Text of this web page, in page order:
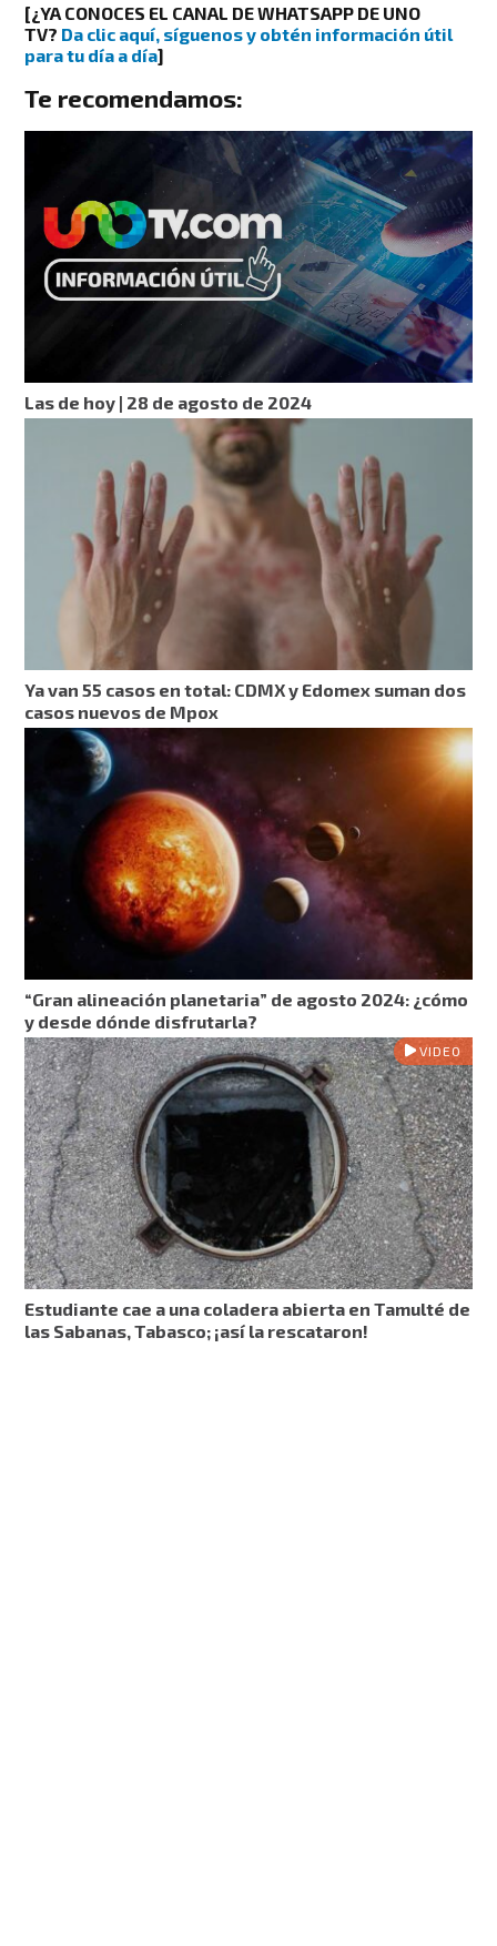
[¿YA CONOCES EL CANAL DE WHATSAPP DE UNO
TV? Da clic aquí, síguenos y obtén información útil
para tu día a día]
Te recomendamos:
Las de hoy | 28 de agosto de 2024
Ya van 55 casos en total: CDMX y Edomex suman dos
casos nuevos de Mpox
“Gran alineación planetaria” de agosto 2024: ¿cómo
y desde dónde disfrutarla?
VIDEO
Estudiante cae a una coladera abierta en Tamulté de
las Sabanas, Tabasco; ¡así la rescataron!